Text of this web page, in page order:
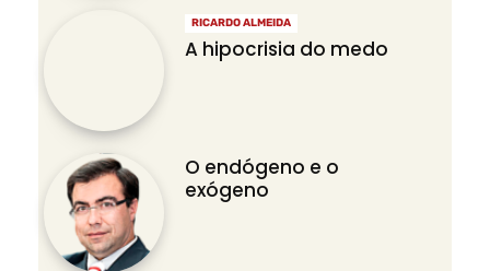
RICARDO ALMEIDA
A hipocrisia do medo
O endógeno e o
exógeno